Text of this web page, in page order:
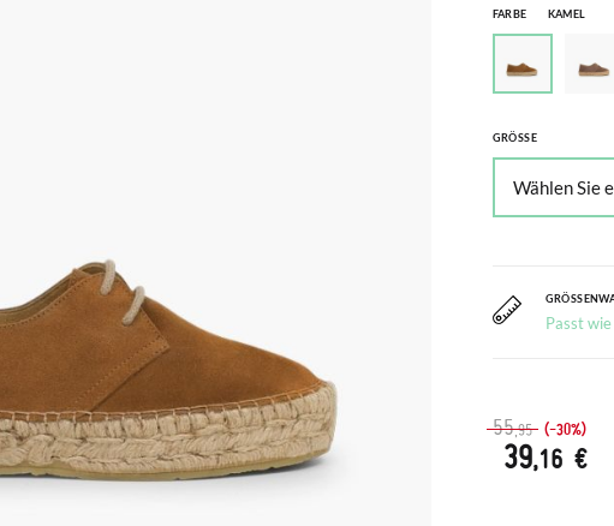
FARBE KAMEL
GRÖSSE
Passt
55,95 (-30%)
39,16 €